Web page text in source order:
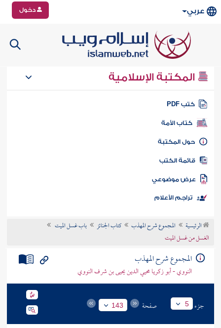
عربي دخول
المكتبة الإسلامية
كتب PDF
كتاب الأمة
المكتبة
الكتب
موضوعي
تراجم الأعلام
الرئيسية المجموع شرح المهذب كتاب الجنائز
باب غسل الميت
الغسل من غسل الميت
المجموع شرح المهذب
النووي - أبو زكريا محيي الدين يحيى بن شرف النووي
جزء 5 صفحة 143